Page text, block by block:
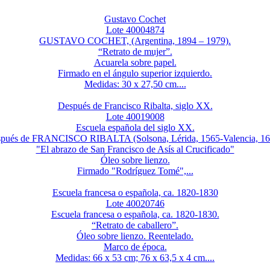
Gustavo Cochet
Lote 40004874
GUSTAVO COCHET, (Argentina, 1894 – 1979).
“Retrato de mujer”.
Acuarela sobre papel.
Firmado en el ángulo superior izquierdo.
Medidas: 30 x 27,50 cm....
Después de Francisco Ribalta, siglo XX.
Lote 40019008
Escuela española del siglo XX.
de FRANCISCO RIBALTA (Solsona, Lérida, 1565-Valencia,
"El abrazo de San Francisco de Asís al Crucificado"
Óleo sobre lienzo.
Firmado "Rodríguez Tomé",...
Escuela francesa o española, ca. 1820-1830
Lote 40020746
Escuela francesa o española, ca. 1820-1830.
“Retrato de caballero”.
Óleo sobre lienzo. Reentelado.
Marco de época.
Medidas: 66 x 53 cm; 76 x 63,5 x 4 cm....